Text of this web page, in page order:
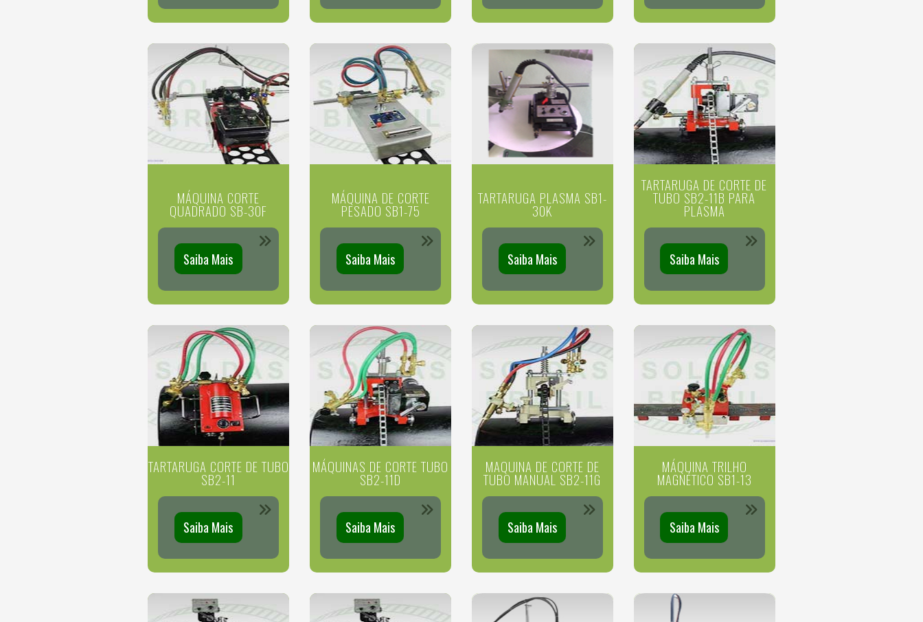
MÁQUINA CORTE
QUADRADO SB-30F
Saiba Mais
MÁQUINA DE CORTE
PESADO SB1-75
Saiba Mais
TARTARUGA PLASMA SB1-
30K
Saiba Mais
TARTARUGA DE CORTE DE
TUBO SB2-11B PARA
PLASMA
Saiba Mais
TARTARUGA CORTE DE TUBO
SB2-11
Saiba Mais
MÁQUINAS DE CORTE TUBO
SB2-11D
Saiba Mais
MAQUINA DE CORTE DE
TUBO MANUAL SB2-11G
Saiba Mais
MÁQUINA TRILHO
MAGNÉTICO SB1-13
Saiba Mais